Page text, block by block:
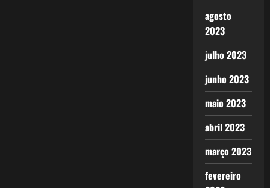
agosto
2023
julho 2023
junho 2023
maio 2023
abril 2023
março 2023
fevereiro